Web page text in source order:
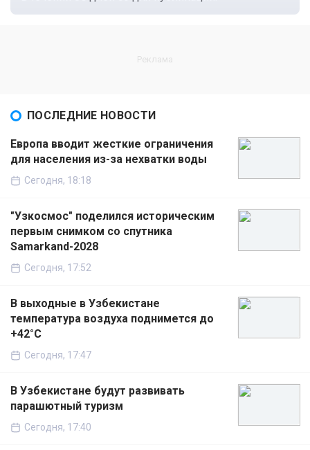
ПОСЛЕДНИЕ НОВОСТИ
Европа вводит жесткие ограничения
для населения из-за нехватки воды
Сегодня, 18:18
"Узкосмос" поделился историческим
первым снимком со спутника
Samarkand-2028
Сегодня, 17:52
В выходные в Узбекистане
температура воздуха поднимется до
+42°C
Сегодня, 17:47
В Узбекистане будут развивать
парашютный туризм
Сегодня, 17:40